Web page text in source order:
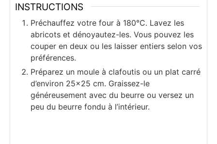
INSTRUCTIONS
Préchauffez votre four à 180°C. Lavez les
abricots et dénoyautez-les. Vous pouvez les
couper en deux ou les laisser entiers selon vos
préférences.
Préparez un moule à clafoutis ou un plat carré
d’environ 25×25 cm. Graissez-le
généreusement avec du beurre ou versez un
peu du beurre fondu à l’intérieur.